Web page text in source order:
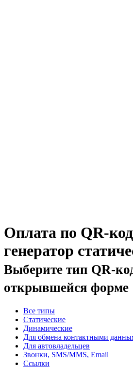
Оплата по QR-
генератор
Выберите тип QR-
открывшейся форме
Все типы
Статические
Динамические
Для обмена контактными
Для автовладельцев
Звонки, SMS/MMS, Email
Ссылки